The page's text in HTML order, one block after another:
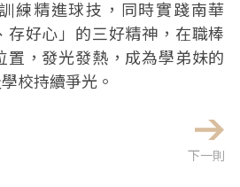
練精進球技，同時實踐南華
存好心」的三好精神，在職棒
置，發光發熱，成為學弟妹的
校持續爭光。
下一則